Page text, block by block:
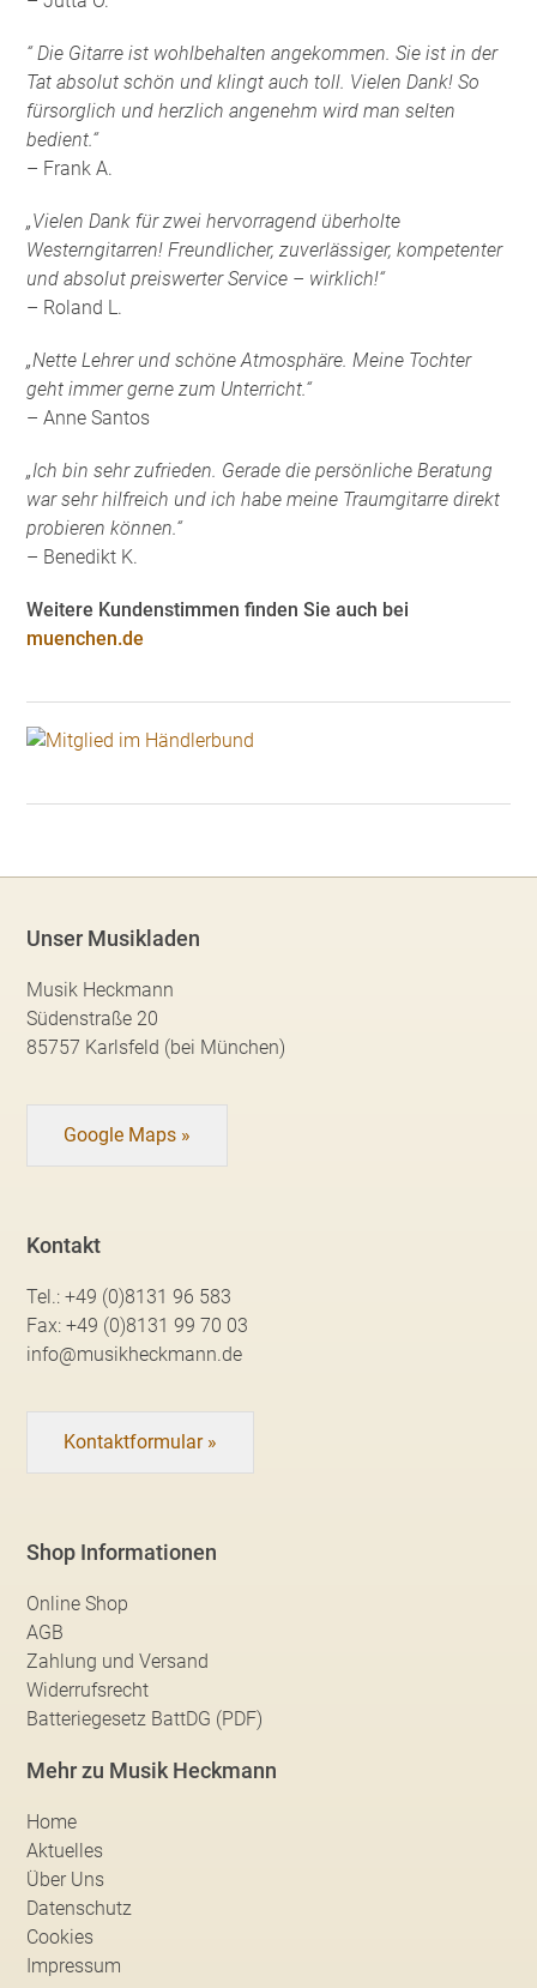
“ Die Gitarre ist wohlbehalten angekommen. Sie ist in der
Tat absolut schön und klingt auch toll. Vielen Dank! So
fürsorglich und herzlich angenehm wird man selten
bedient.“
– Frank A.
„Vielen Dank für zwei hervorragend überholte
Westerngitarren! Freundlicher, zuverlässiger, kompetenter
und absolut preiswerter Service – wirklich!“
– Roland L.
„Nette Lehrer und schöne Atmosphäre. Meine Tochter
geht immer gerne zum Unterricht.“
– Anne Santos
„Ich bin sehr zufrieden. Gerade die persönliche Beratung
war sehr hilfreich und ich habe meine Traumgitarre direkt
probieren können.“
– Benedikt K.
Weitere Kundenstimmen finden Sie auch bei
muenchen.de
Unser Musikladen
Musik Heckmann
Südenstraße 20
85757 Karlsfeld (bei München)
Google Maps »
Kontakt
Tel.:+49 (0)8131 96 583
Fax:+49 (0)8131 99 70 03
info@musikheckmann.de
Kontaktformular »
Shop Informationen
Online Shop
AGB
Zahlung und Versand
Widerrufsrecht
Batteriegesetz BattDG (PDF)
Mehr zu Musik Heckmann
Home
Aktuelles
Über Uns
Datenschutz
Cookies
Impressum